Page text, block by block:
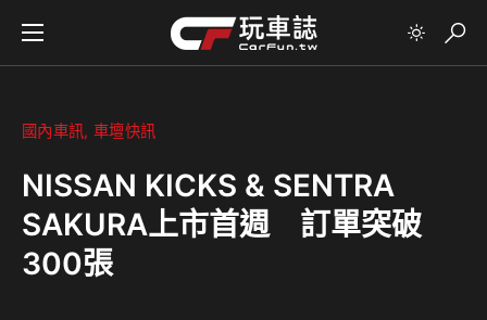
國內車訊 車壇快訊
NISSAN KICKS & SENTRA
SAKURA上市首週 訂單突破
300張